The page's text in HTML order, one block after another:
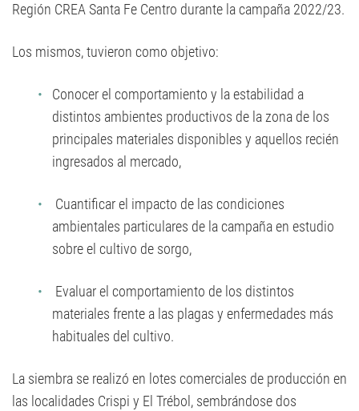
Región CREA Santa Fe Centro durante la campaña 2022/23.
Los mismos, tuvieron como objetivo:
Conocer el comportamiento y la estabilidad a
distintos ambientes productivos de la zona de los
principales materiales disponibles y aquellos recién
ingresados al mercado,
Cuantificar el impacto de las condiciones
ambientales particulares de la campaña en estudio
sobre el cultivo de sorgo,
Evaluar el comportamiento de los distintos
materiales frente a las plagas y enfermedades más
habituales del cultivo.
La siembra se realizó en lotes comerciales de producción en
las localidades Crispi y El Trébol, sembrándose dos